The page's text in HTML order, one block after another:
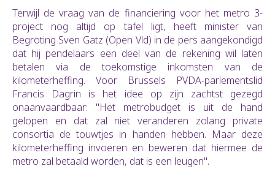
Terwijl de vraag van de financiering voor het metro 3-
project nog altijd op tafel ligt, heeft minister van
Begroting Sven Gatz (Open Vld) in de pers aangekondigd
dat hij pendelaars een deel van de rekening wil laten
betalen via de toekomstige inkomsten van de
kilometerheffing. Voor Brussels PVDA-parlementslid
Francis Dagrin is het idee op zijn zachtst gezegd
onaanvaardbaar: "Het metrobudget is uit de hand
gelopen en dat zal niet veranderen zolang private
consortia de touwtjes in handen hebben. Maar deze
kilometerheffing invoeren en beweren dat hiermee de
metro zal betaald worden, dat is een leugen".